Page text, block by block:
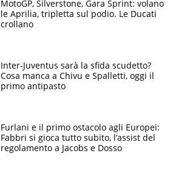
MotoGP, Silverstone, Gara Sprint: volano
le Aprilia, tripletta sul podio. Le Ducati
crollano
Inter-Juventus sarà la sfida scudetto?
Cosa manca a Chivu e Spalletti, oggi il
primo antipasto
Furlani e il primo ostacolo agli Europei:
Fabbri si gioca tutto subito, l’assist del
regolamento a Jacobs e Dosso